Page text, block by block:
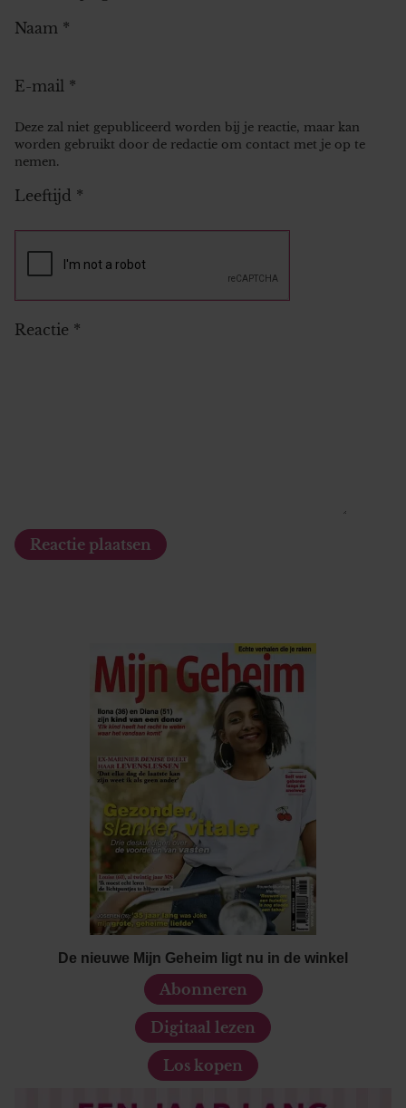
Naam *
E-mail *
Deze zal niet gepubliceerd worden bij je reactie, maar kan
worden gebruikt door de redactie om contact met je op te
nemen.
Leeftijd *
Reactie *
De nieuwe Mijn Geheim ligt nu in de winkel
Abonneren
Digitaal lezen
Los kopen